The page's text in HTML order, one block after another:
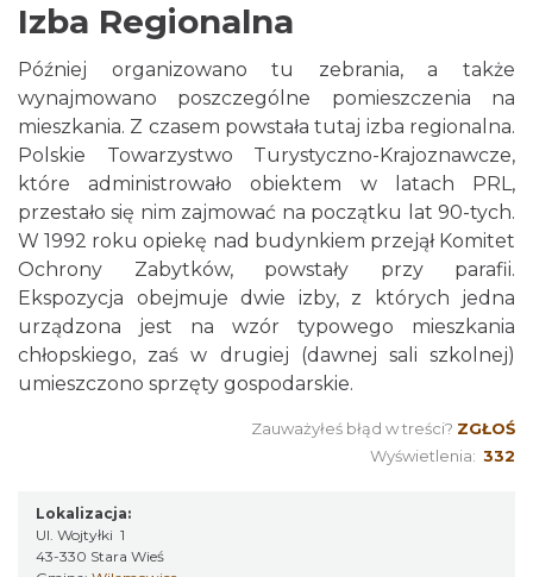
Izba Regionalna
Później organizowano tu zebrania, a także
wynajmowano poszczególne pomieszczenia na
mieszkania. Z czasem powstała tutaj izba regionalna.
Polskie Towarzystwo Turystyczno-Krajoznawcze,
które administrowało obiektem w latach PRL,
przestało się nim zajmować na początku lat 90-tych.
W 1992 roku opiekę nad budynkiem przejął Komitet
Ochrony Zabytków, powstały przy parafii.
Ekspozycja obejmuje dwie izby, z których jedna
urządzona jest na wzór typowego mieszkania
chłopskiego, zaś w drugiej (dawnej sali szkolnej)
umieszczono sprzęty gospodarskie.
Zauważyłeś błąd w treści? ZGŁOŚ
Wyświetlenia: 332
Lokalizacja:
Ul. Wojtyłki 1
43-330 Stara Wieś